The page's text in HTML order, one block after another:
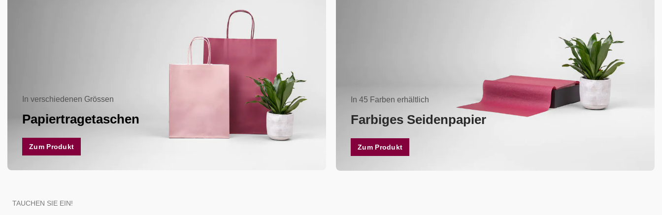
In verschiedenen Grössen
Papiertragetaschen
Zum Produkt
In 45 Farben erhältlich
Farbiges Seidenpapier
Zum Produkt
TAUCHEN SIE EIN!